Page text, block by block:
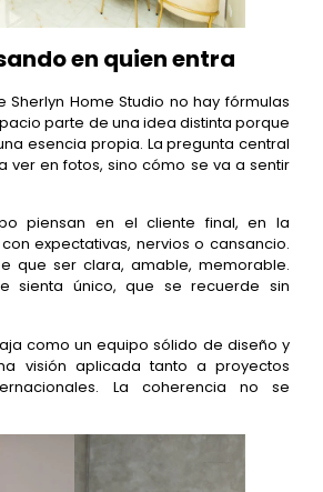
en quien entra
Sherlyn Home Studio no hay fórmulas
parte de una idea distinta porque
esencia propia. La pregunta central
ver en fotos, sino cómo se va a sentir
piensan en el cliente final, en la
expectativas, nervios o cansancio.
que ser clara, amable, memorable.
sienta único, que se recuerde sin
como un equipo sólido de diseño y
visión aplicada tanto a proyectos
La coherencia no se